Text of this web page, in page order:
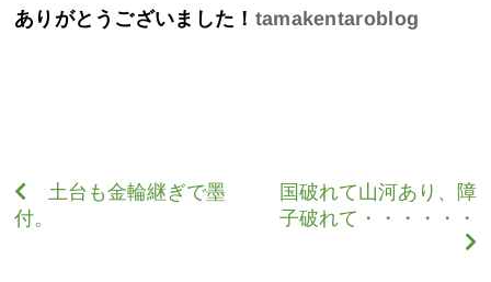
ありがとうございました！tamakentaroblog
土台も金輪継ぎで墨
付。
国破れて山河あり、障
子破れて・・・・・・